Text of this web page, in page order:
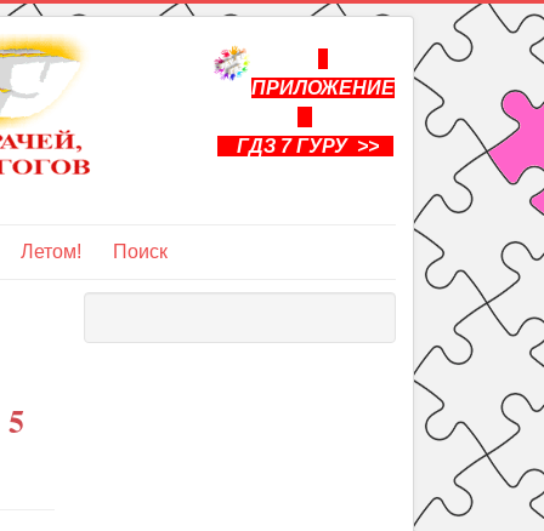
ПРИЛОЖЕНИЕ
ГДЗ 7 ГУРУ >>
Летом! Поиск